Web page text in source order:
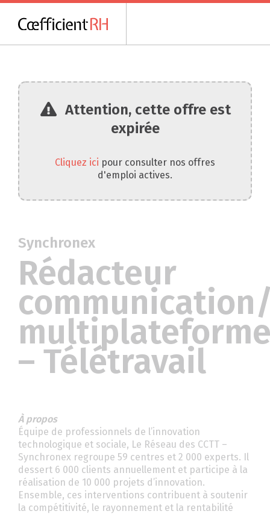
Attention, cette offre est
expirée
Cliquez ici pour consulter nos offres
d'emploi actives.
Synchronex
Rédacteur
– Télétravail
À propos
Équipe de professionnels de l’innovation
technologique et sociale, Le Réseau des CCTT –
Synchronex regroupe 59 centres et 2 000 experts. Il
dessert 6 000 clients annuellement et participe à la
réalisation de 10 000 projets d’innovation.
Ensemble, ces interventions contribuent à soutenir
la compétitivité, le rayonnement et la rentabilité